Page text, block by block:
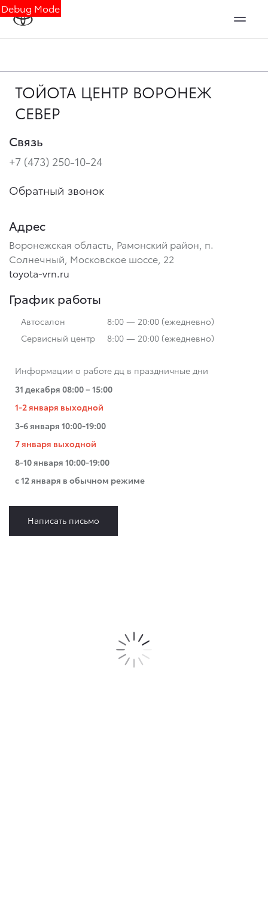
Debug Mode
ТОЙОТА ЦЕНТР ВОРОНЕЖ
СЕВЕР
Адрес
Воронежская область, Рамонский район, п.
Солнечный, Московское шоссе, 22
toyota-vrn.ru
График работы
Автосалон
8:00 — 20:00 (ежедневно)
Сервисный центр
8:00 — 20:00 (ежедневно)
Информации о работе дц в праздничные дни
31 декабря 08:00 – 15:00
1-2 января выходной
3-6 января 10:00-19:00
7 января выходной
8-10 января 10:00-19:00
c 12 января в обычном режиме
Связь
+7 (473) 250-10-24
Обратный звонок
Написать письмо